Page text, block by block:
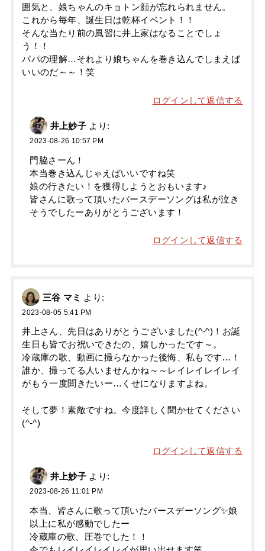
囲気と、娘ちゃんのキョトン顔が忘れられません。
これから毎年、誕生日は乾杯イベント！！
そんな当たり前の風習に井上家はなることでしょ
う！！
パパの理解…それより娘ちゃんを巻き込んでしまえば
いいのだ～～！笑
ログインして返信する
井上妙子 より:
2023-08-26 10:57 PM
門脇さーん！
本当巻き込んじゃえばいいですね笑
娘の行きたい！を獲得しようとおもいます♪
皆さんに歌って頂いたバースデーソングは私が泣き
そうでしたーありがとうございます！
ログインして返信する
三谷 マミ より:
2023-08-05 5:41 PM
井上さん、先日はありがとうございました(^-^)！お誕
生日も皆でお祝いできたの、嬉しかったです～。
冷蔵庫の歌、動画に撮らなかった後悔、私もです…！
誰か、撮ってる人いませんかね～～レイレイレイレイ
がもう一度聞きたいー…くせになりますよね。
そして夢！素敵ですね。今度詳しく聞かせてください
(^-^)
ログインして返信する
井上妙子 より:
2023-08-26 11:01 PM
本当、皆さんに歌って頂いたバースデーソング✨娘
以上に私が感動でしたー
冷蔵庫の歌、圧巻でした！！